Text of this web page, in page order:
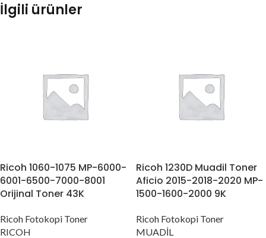
İlgili ürünler
Ricoh 1060-1075 MP-6000-
6001-6500-7000-8001
Orijinal Toner 43K
Ricoh Fotokopi Toner
RICOH
Ricoh 1230D Muadil Toner
Aficio 2015-2018-2020 MP-
1500-1600-2000 9K
Ricoh Fotokopi Toner
MUADİL